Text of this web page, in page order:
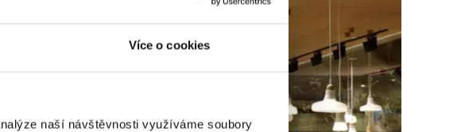
Více o cookies
naší návštěvnosti využíváme soubory